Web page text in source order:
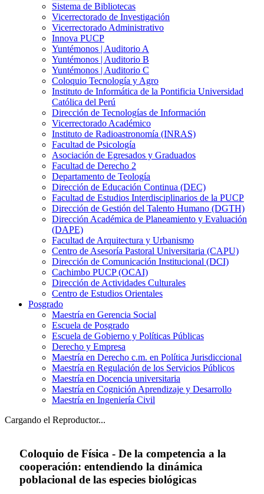
Sistema de Bibliotecas
Vicerrectorado de Investigación
Vicerrectorado Administrativo
Innova PUCP
Yuntémonos | Auditorio A
Yuntémonos | Auditorio B
Yuntémonos | Auditorio C
Coloquio Tecnología y Agro
Instituto de Informática de la Pontificia Universidad
Católica del Perú
Dirección de Tecnologías de Información
Vicerrectorado Académico
Instituto de Radioastronomía (INRAS)
Facultad de Psicología
Asociación de Egresados y Graduados
Facultad de Derecho 2
Departamento de Teología
Dirección de Educación Continua (DEC)
Facultad de Estudios Interdisciplinarios de la PUCP
Dirección de Gestión del Talento Humano (DGTH)
Dirección Académica de Planeamiento y Evaluación
(DAPE)
Facultad de Arquitectura y Urbanismo
Centro de Asesoría Pastoral Universitaria (CAPU)
Dirección de Comunicación Institucional (DCI)
Cachimbo PUCP (OCAI)
Dirección de Actividades Culturales
Centro de Estudios Orientales
Posgrado
Maestría en Gerencia Social
Escuela de Posgrado
Escuela de Gobierno y Políticas Públicas
Derecho y Empresa
Maestría en Derecho c.m. en Política Jurisdiccional
Maestría en Regulación de los Servicios Públicos
Maestría en Docencia universitaria
Maestría en Cognición Aprendizaje y Desarrollo
Maestría en Ingeniería Civil
Cargando el Reproductor...
Coloquio de Física - De la competencia a la
cooperación: entendiendo la dinámica
poblacional de las especies biológicas